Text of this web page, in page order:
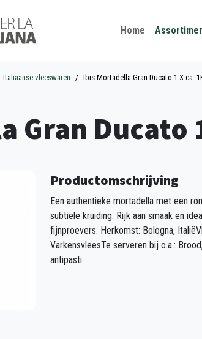
Home
Italiaanse vleeswaren Ibis Mortadella Gran Ducato 1 X ca.
Gran Ducato
Productomschrijving
Een authentieke mortadella met een
subtiele kruiding. Rijk aan smaak en
fijnproevers. Herkomst: Bologna,
VarkensvleesTe serveren bij o.a.:
antipasti.